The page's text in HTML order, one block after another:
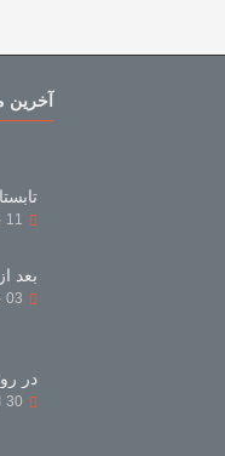
آخرین
11
بعد
03
30